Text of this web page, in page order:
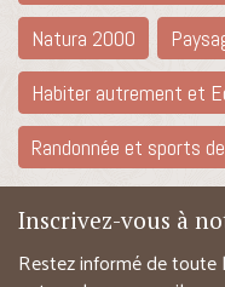
Natura 2000
Habiter autrement et
Randonnée et sports
Inscrivez-vous à
Restez informé de toute